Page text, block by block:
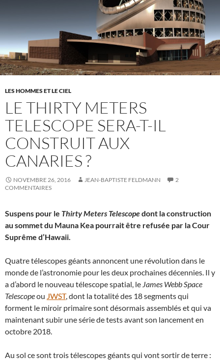
LES HOMMES ET LE CIEL
LE THIRTY METERS
TELESCOPE SERA-T-IL
CONSTRUIT AUX
CANARIES ?
NOVEMBRE 26, 2016 JEAN-BAPTISTE FELDMANN
2
COMMENTAIRES
Suspens pour le Thirty Meters Telescopedont la construction
au sommet du Mauna Kea pourrait être refusée par la Cour
Suprême d’Hawaii.
Quatre télescopes géants annoncent une révolution dans le
monde de l’astronomie pour les deux prochaines décennies. Il y
a d’abord le nouveau télescope spatial, le James Webb Space
Telescopeou JWST, dont la totalité des 18 segments qui
forment le miroir primaire sont désormais assemblés et qui va
maintenant subir une série de tests avant son lancement en
octobre 2018.
Au sol ce sont trois télescopes géants qui vont sortir de terre :